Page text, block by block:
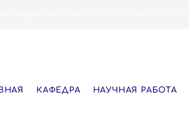
КАФЕДРА НАУЧНАЯ РАБОТА